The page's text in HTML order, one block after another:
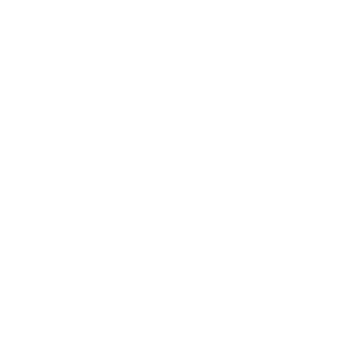
могут сильно
бессимптомно. Однако при
до тяжелой, часто с
быть схваткообразными,
умеренное повышение
могут сопровождать
работы кишечника